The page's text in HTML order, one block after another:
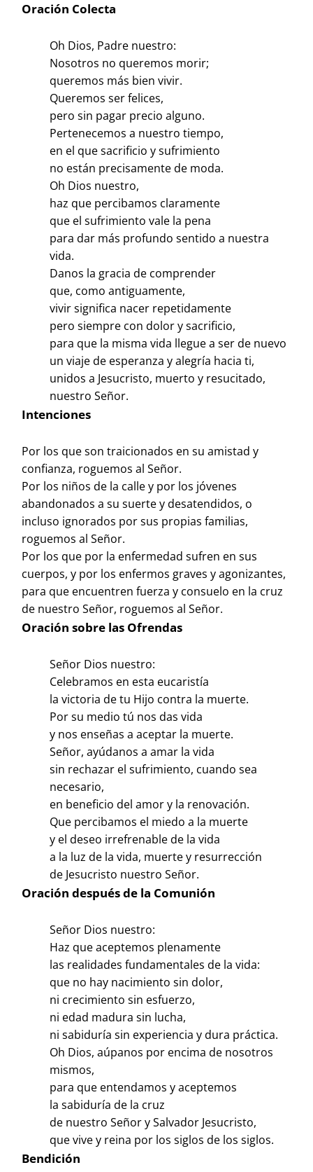
Oración Colecta
Oh Dios, Padre nuestro:
Nosotros no queremos morir;
queremos más bien vivir.
Queremos ser felices,
pero sin pagar precio alguno.
Pertenecemos a nuestro tiempo,
en el que sacrificio y sufrimiento
no están precisamente de moda.
Oh Dios nuestro,
haz que percibamos claramente
que el sufrimiento vale la pena
para dar más profundo sentido a nuestra
vida.
Danos la gracia de comprender
que, como antiguamente,
vivir significa nacer repetidamente
pero siempre con dolor y sacrificio,
para que la misma vida llegue a ser de nuevo
un viaje de esperanza y alegría hacia ti,
unidos a Jesucristo, muerto y resucitado,
nuestro Señor.
Intenciones
Por los que son traicionados en su amistad y
confianza, roguemos al Señor.
Por los niños de la calle y por los jóvenes
abandonados a su suerte y desatendidos, o
incluso ignorados por sus propias familias,
roguemos al Señor.
Por los que por la enfermedad sufren en sus
cuerpos, y por los enfermos graves y agonizantes,
para que encuentren fuerza y consuelo en la cruz
de nuestro Señor, roguemos al Señor.
Oración sobre las Ofrendas
Señor Dios nuestro:
Celebramos en esta eucaristía
la victoria de tu Hijo contra la muerte.
Por su medio tú nos das vida
y nos enseñas a aceptar la muerte.
Señor, ayúdanos a amar la vida
sin rechazar el sufrimiento, cuando sea
necesario,
en beneficio del amor y la renovación.
Que percibamos el miedo a la muerte
y el deseo irrefrenable de la vida
a la luz de la vida, muerte y resurrección
de Jesucristo nuestro Señor.
Oración después de la Comunión
Señor Dios nuestro:
Haz que aceptemos plenamente
las realidades fundamentales de la vida:
que no hay nacimiento sin dolor,
ni crecimiento sin esfuerzo,
ni edad madura sin lucha,
ni sabiduría sin experiencia y dura práctica.
Oh Dios, aúpanos por encima de nosotros
mismos,
para que entendamos y aceptemos
la sabiduría de la cruz
de nuestro Señor y Salvador Jesucristo,
que vive y reina por los siglos de los siglos.
Bendición